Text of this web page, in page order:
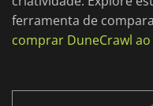
ferramenta de
comprar DuneCrawl